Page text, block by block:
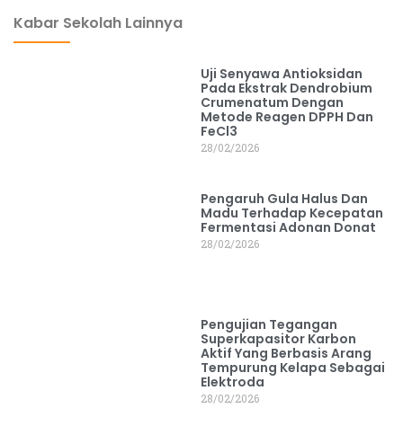
Kabar Sekolah Lainnya
Uji Senyawa Antioksidan
Pada Ekstrak Dendrobium
Crumenatum Dengan
Metode Reagen DPPH Dan
FeCl3
28/02/2026
Pengaruh Gula Halus Dan
Madu Terhadap Kecepatan
Fermentasi Adonan Donat
28/02/2026
Pengujian Tegangan
Superkapasitor Karbon
Aktif Yang Berbasis Arang
Tempurung Kelapa Sebagai
Elektroda
28/02/2026